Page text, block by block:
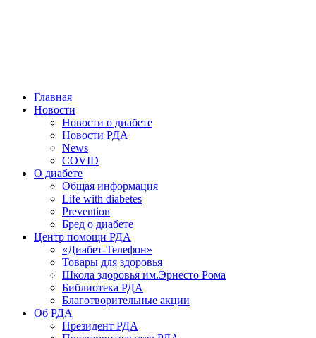
Главная
Новости
Новости о диабете
Новости РДА
News
COVID
О диабете
Общая информация
Life with diabetes
Prevention
Бред о диабете
Центр помощи РДА
«Диабет-Телефон»
Товары для здоровья
Школа здоровья им.Эрнесто Рома
Библиотека РДА
Благотворительные акции
Об РДА
Президент РДА